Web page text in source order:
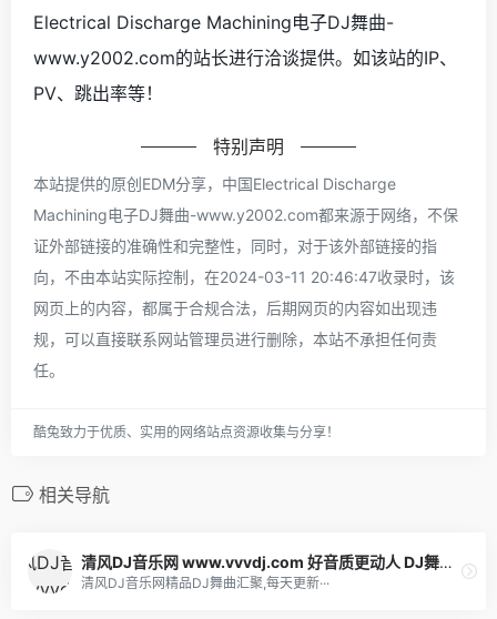
Electrical Discharge Machining电子DJ舞曲-
www.y2002.com的站长进行洽谈提供。如该站的IP、
PV、跳出率等！
特别声明
本站提供的原创EDM分享，中国Electrical Discharge
Machining电子DJ舞曲-www.y2002.com都来源于网络，不保
证外部链接的准确性和完整性，同时，对于该外部链接的指
向，不由本站实际控制，在2024-03-11 20:46:47收录时，该
网页上的内容，都属于合规合法，后期网页的内容如出现违
规，可以直接联系网站管理员进行删除，本站不承担任何责
任。
酷兔致力于优质、实用的网络站点资源收集与分享！
相关导航
清风DJ音乐网 www.vvvdj.com 好音质更动人 DJ舞曲 车载DJ
清风DJ音乐网精品DJ舞曲汇聚,每天更新···